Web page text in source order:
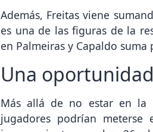
Además, Freitas viene
es una de las figuras de la
en Palmeiras y Capaldo
Una
Más allá de no estar en la
jugadores podrían